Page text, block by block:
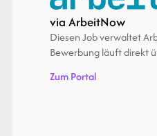
via ArbeitNow
Diesen Job verwaltet
Bewerbung läuft direkt
Zum Portal